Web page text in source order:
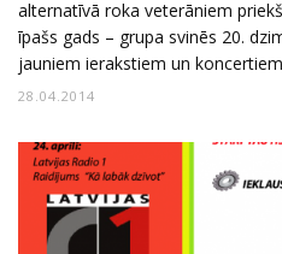
alternatīvā roka veterāniem
īpašs gads – grupa svinēs 20.
jauniem ierakstiem un
28.04.2014